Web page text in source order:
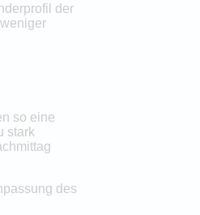
der
so eine
stark
des